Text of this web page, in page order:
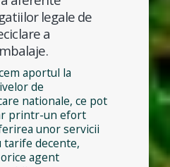
legale de
a
aportul la
de
nationale, ce pot
printr-un efort
unor servicii
tarife decente,
agent